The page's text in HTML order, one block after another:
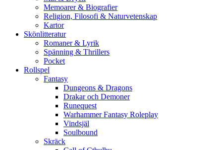
Memoarer & Biografier
Religion, Filosofi & Naturvetenskap
Kartor
Skönlitteratur
Romaner & Lyrik
Spänning & Thrillers
Pocket
Rollspel
Fantasy
Dungeons & Dragons
Drakar och Demoner
Runequest
Warhammer Fantasy Roleplay
Vindsjäl
Soulbound
Skräck